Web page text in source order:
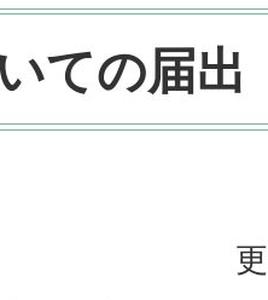
ての届出